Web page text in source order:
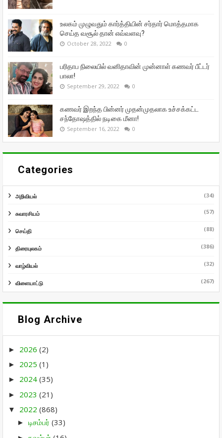
உலகம் முழுவதும் கார்த்தியின் சர்தார் மொத்தமாக
செய்த வசூல் தான் எவ்வளவு?
October 28, 2022 0
பரிதாப நிலையில் வனிதாவின் முன்னாள் கணவர் பீட்டர்
பாலா!
September 29, 2022 0
கணவர் இறந்த பின்னர் முதன்முதலாக உச்சக்கட்ட
சந்தோஷத்தில் நடிகை மீனா!
September 16, 2022 0
Categories
அறிவியல் (34)
சுவாரசியம் (57)
செய்தி (88)
திரையுலகம் (386)
வாழ்வியல் (32)
விளையாட்டு (267)
Blog Archive
► 2026 (2)
► 2025 (1)
► 2024 (35)
► 2023 (21)
▼ 2022 (868)
► டிசம்பர் (33)